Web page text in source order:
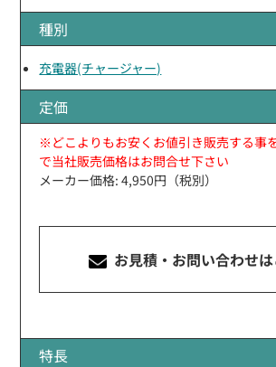
種別
充電器(チャージャー)
定価
※どこよりもお安くお値引き販売する事
で当社販売価格はお問合せ下さい
メーカー価格: 4,950円（税別）
お見積・お問い合わせ
特長